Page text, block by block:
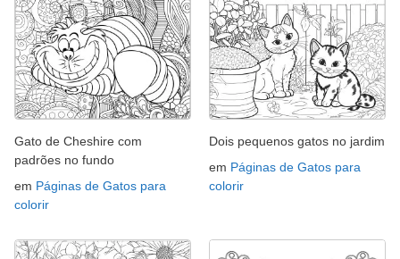
Gato de Cheshire com
padrões no fundo
em Páginas de Gatos para
colorir
Dois pequenos gatos no jardim
em Páginas de Gatos para
colorir